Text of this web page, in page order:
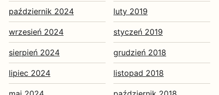
październik 2024
wrzesień 2024
sierpień 2024
lipiec 2024
luty 2019
styczeń 2019
grudzień 2018
listopad 2018